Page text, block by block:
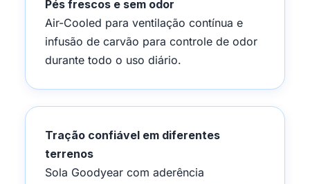
Pés frescos e sem odor
Air-Cooled para ventilação contínua e
infusão de carvão para controle de odor
durante todo o uso diário.
Tração confiável em diferentes
terrenos
Sola Goodyear com aderência